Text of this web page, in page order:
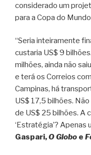
considerado um
para a Copa do
“Seria inteiramente
custaria US$ 9
milhões, ainda não
e terá os Correios
Campinas, há
US$ 17,5 bilhões.
de US$ 25 bilhões. A
‘Estratégia’? Apenas
Gaspari,O Globo e